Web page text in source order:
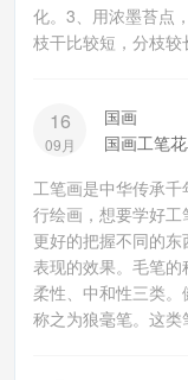
化。3、用浓墨苔点
枝干比较短，分枝较
16
09月
国画
国画工笔
工笔画是中华传承
行绘画，想要学好
更好的把握不同的
表现的效果。毛笔的
柔性、中和性三类
称之为狼毫笔。这类